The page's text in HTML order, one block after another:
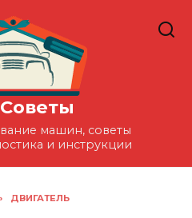
машин, советы
и инструкции
ДВИГАТЕЛЬ